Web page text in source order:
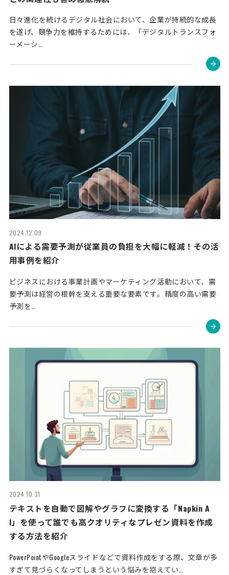
日々進化を続けるデジタル社会において、企業が持続的な成長
を遂げ、競争力を維持するためには、「デジタルトランスフォ
ーメーシ…
2024.12.09
AIによる需要予測が従業員の負担を大幅に軽減！その活
用事例を紹介
ビジネスにおける事業計画やマーケティング活動において、需
要予測は経営の根幹を支える重要な要素です。精度の高い需要
予測を…
2024.10.31
テキストを自動で図解やグラフに変換する「Napkin A
I」を使って誰でも高クオリティなプレゼン資料を作成
する方法を紹介
PowerPointやGoogleスライドなどで資料作成をする際、文章が多
すぎて見づらくなってしまうという悩みを抱えてい…